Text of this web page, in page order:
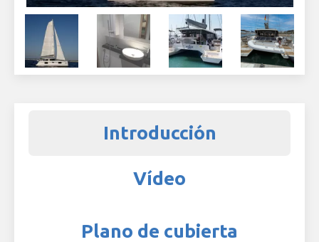
Introducción
Vídeo
Plano de cubierta